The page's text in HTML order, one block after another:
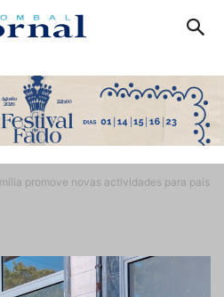
promove novas actividades para pais